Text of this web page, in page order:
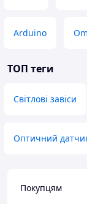
Arduino
ТОП теги
Світлові завіси
Оптичний
Покупцям